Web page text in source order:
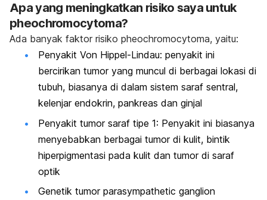
Apa yang meningkatkan risiko saya untuk
pheochromocytoma?
Ada banyak faktor risiko pheochromocytoma, yaitu:
Penyakit Von Hippel-Lindau: penyakit ini
bercirikan tumor yang muncul di berbagai lokasi di
tubuh, biasanya di dalam sistem saraf sentral,
kelenjar endokrin, pankreas dan ginjal
Penyakit tumor saraf tipe 1: Penyakit ini biasanya
menyebabkan berbagai tumor di kulit, bintik
hiperpigmentasi pada kulit dan tumor di saraf
optik
Genetik tumor parasympathetic ganglion